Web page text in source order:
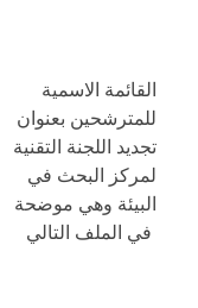
القائمة الاسمية
للمترشحين بعنوان
تجديد اللجنة التقنية
لمركز البحث في
البيئة وهي موضحة